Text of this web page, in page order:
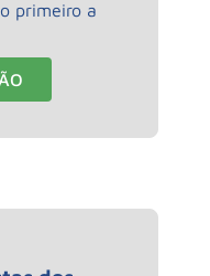
primeiro a